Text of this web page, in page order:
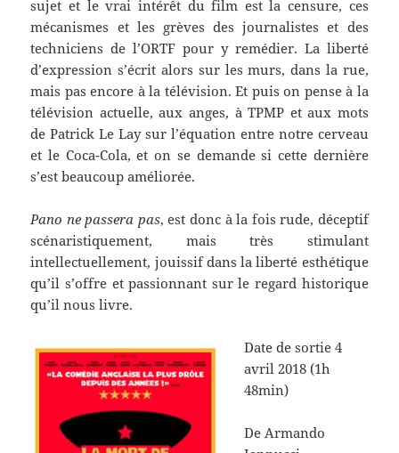
sujet et le vrai intérêt du film est la censure, ces
mécanismes et les grèves des journalistes et des
techniciens de l’ORTF pour y remédier. La liberté
d’expression s’écrit alors sur les murs, dans la rue,
mais pas encore à la télévision. Et puis on pense à la
télévision actuelle, aux anges, à TPMP et aux mots
de Patrick Le Lay sur l’équation entre notre cerveau
et le Coca-Cola, et on se demande si cette dernière
s’est beaucoup améliorée.
Pano ne passera pas, est donc à la fois rude, déceptif
scénaristiquement, mais très stimulant
intellectuellement, jouissif dans la liberté esthétique
qu’il s’offre et passionnant sur le regard historique
qu’il nous livre.
Date de sortie 4
avril 2018 (1h
48min)
De Armando